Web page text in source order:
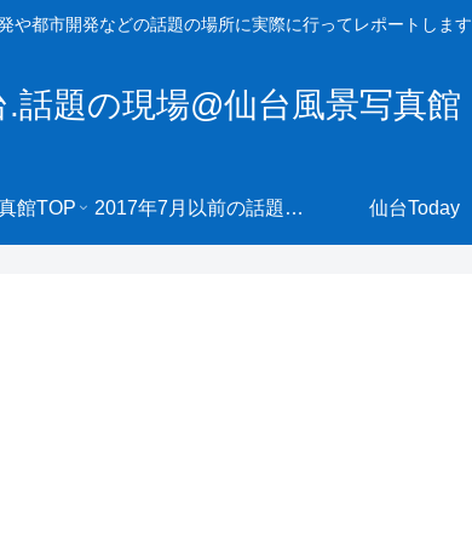
や都市開発などの話題の場所に実際に行ってレポートしま
.話題の現場@仙台風景写真館
館TOP 2017年7月以前の話題の現場へ 仙台Today